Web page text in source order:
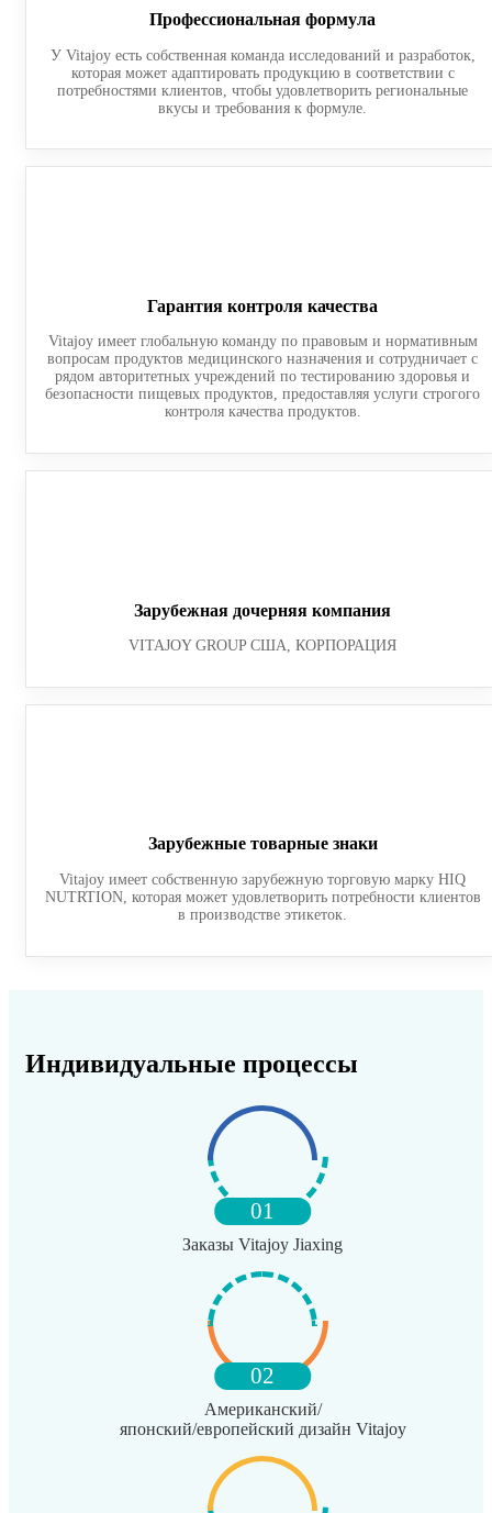
Профессиональная формула
У Vitajoy есть собственная команда исследований и разработок,
которая может адаптировать продукцию в соответствии с
потребностями клиентов, чтобы удовлетворить региональные
вкусы и требования к формуле.
Гарантия контроля качества
Vitajoy имеет глобальную команду по правовым и нормативным
вопросам продуктов медицинского назначения и сотрудничает с
рядом авторитетных учреждений по тестированию здоровья и
безопасности пищевых продуктов, предоставляя услуги строгого
контроля качества продуктов.
Зарубежная дочерняя компания
VITAJOY GROUP США, КОРПОРАЦИЯ
Зарубежные товарные знаки
Vitajoy имеет собственную зарубежную торговую марку HIQ
NUTRTION, которая может удовлетворить потребности клиентов
в производстве этикеток.
Индивидуальные процессы
01
Заказы Vitajoy Jiaxing
02
Американский/
японский/европейский дизайн Vitajoy